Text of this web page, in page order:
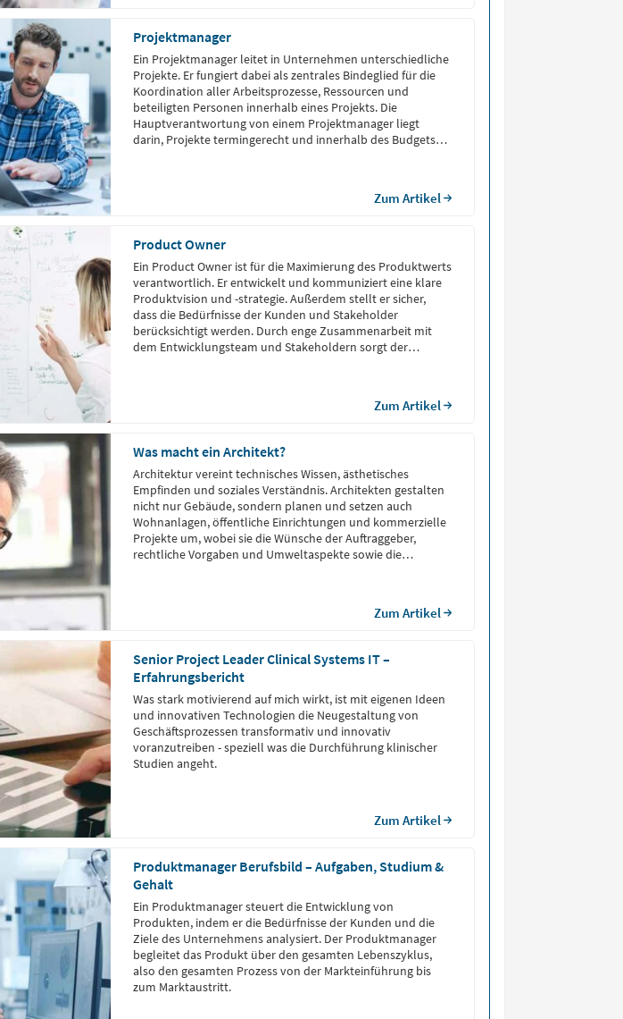
Projektmanager
Ein Projektmanager leitet in Unternehmen unterschiedliche
Projekte. Er fungiert dabei als zentrales Bindeglied für die
Koordination aller Arbeitsprozesse, Ressourcen und
beteiligten Personen innerhalb eines Projekts. Die
Hauptverantwortung von einem Projektmanager liegt
darin, Projekte termingerecht und innerhalb des Budgets
Zum Artikel
Product Owner
Ein Product Owner ist für die Maximierung des Produktwerts
verantwortlich. Er entwickelt und kommuniziert eine klare
Produktvision und -strategie. Außerdem stellt er sicher,
dass die Bedürfnisse der Kunden und Stakeholder
berücksichtigt werden. Durch enge Zusammenarbeit mit
dem Entwicklungsteam und Stakeholdern sorgt der
Zum Artikel
Was macht ein Architekt?
Architektur vereint technisches Wissen, ästhetisches
Empfinden und soziales Verständnis. Architekten gestalten
nicht nur Gebäude, sondern planen und setzen auch
Wohnanlagen, öffentliche Einrichtungen und kommerzielle
Projekte um, wobei sie die Wünsche der Auftraggeber,
rechtliche Vorgaben und Umweltaspekte sowie die
Zum Artikel
Senior Project Leader Clinical Systems IT –
Erfahrungsbericht
Was stark motivierend auf mich wirkt, ist mit eigenen Ideen
und innovativen Technologien die Neugestaltung von
Geschäftsprozessen transformativ und innovativ
voranzutreiben - speziell was die Durchführung klinischer
Studien angeht.
Zum Artikel
Produktmanager Berufsbild – Aufgaben, Studium &
Gehalt
Ein Produktmanager steuert die Entwicklung von
Produkten, indem er die Bedürfnisse der Kunden und die
Ziele des Unternehmens analysiert. Der Produktmanager
begleitet das Produkt über den gesamten Lebenszyklus,
also den gesamten Prozess von der Markteinführung bis
zum Marktaustritt.